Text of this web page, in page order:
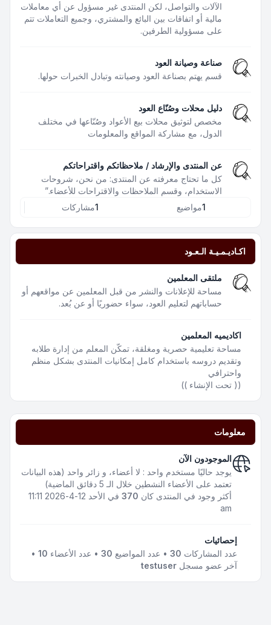
الآلات والتواصل، لكن المنتدى غير مسؤول عن أي معاملات
مالية أو اتفاقات بين البائع والمشتري، وجميع التعاملات تتم
على مسؤولية الطرفين.
صناعة وصيانة العود
قسم يهتم بصناعة العود وصيانته وتبادل الخبرات حولها.
دليل محلات وصُنّاع العود
مخصص لتوثيق محلات بيع الأعواد وصُنّاعها في مختلف
الدول، مع مشاركة المواقع والمعلومات
عن المنتدى والإرشاد / ملاحظاتكم واقتراحاتكم
كل ما تحتاج معرفته عن المنتدى: من نحن، شروحات
الاستخدام، وقسم الملاحظات والاقتراحات للأعضاء.”
1مواضيع 1مشاركات
اكـاديـمـيـة الـعـود
ملتقى المعلمين
مساحة للإعلانات والنشر من قبل المعلمين عن مواقعهم أو
حساباتهم لتعليم العود، سواء حضوريًا أو عن بُعد.
اكاديميه المعلمين
مساحة تعليمية حصرية ومغلقة، تمكّن المعلم من إدارة طلابه
وتقديم دروسه باستخدام كامل إمكانيات المنتدى بشكل منظم
واحترافي
(( تحت الإنشاء ))
معلومات
الموجودون الآن
يوجد حاليًا مستخدم واحد : لا أعضاء، و زائر واحد (هذه البيانات
تعتمد على الأعضاء النشطين خلال الـ 5 دقائق الماضية)
أكثر وجود في المنتدى كان 370
في الأحد 12-4-2026 11:11
am
إحصائيات
عدد المشاركات 30• عدد المواضيع 30• عدد الأعضاء 10
•
آخر عضو مسجل testuser